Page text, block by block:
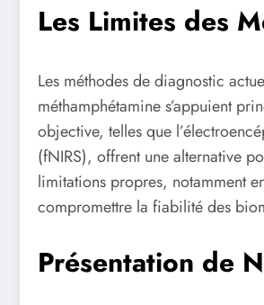
Les Limites des
Les méthodes de diagnostic
méthamphétamine s’appuient
objective, telles que
(fNIRS), offrent une alternative
limitations propres, notamment
compromettre la fiabilité des
Présentation de